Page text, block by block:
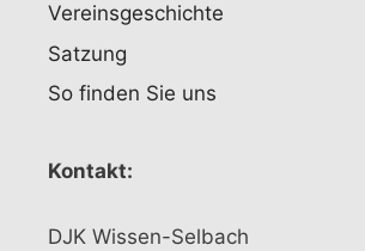
Vereinsgeschichte
Satzung
So finden Sie uns
Kontakt:
DJK Wissen-Selbach